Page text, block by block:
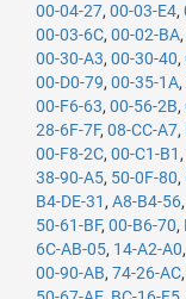
00-04-27, 00-03-E4,
00-03-6C, 00-02-BA,
00-30-A3, 00-30-40,
00-D0-79, 00-35-1A,
00-F6-63, 00-56-2B,
28-6F-7F, 08-CC-A7,
00-F8-2C, 00-C1-B1 ,
38-90-A5, 50-0F-80,
B4-DE-31 , A8-B4-56,
50-61-BF, 00-B6-70,
6C-AB-05, 14-A2-A0,
00-90-AB, 74-26-AC,